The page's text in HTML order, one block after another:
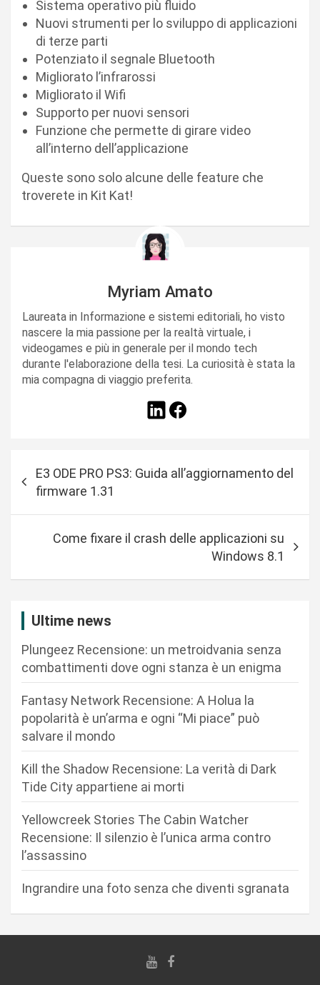
Sistema operativo più fluido
Nuovi strumenti per lo sviluppo di applicazioni
di terze parti
Potenziato il segnale Bluetooth
Migliorato l’infrarossi
Migliorato il Wifi
Supporto per nuovi sensori
Funzione che permette di girare video
all’interno dell’applicazione
Queste sono solo alcune delle feature che
troverete in Kit Kat!
Myriam Amato
Laureata in Informazione e sistemi editoriali, ho visto
nascere la mia passione per la realtà virtuale, i
videogames e più in generale per il mondo tech
durante l'elaborazione della tesi. La curiosità è stata la
mia compagna di viaggio preferita.
a
E3 ODE PRO PS3: Guida all’aggiornamento del
firmware 1.31
Come fixare il crash delle applicazioni su
Windows 8.1
Ultime news
Plungeez Recensione: un metroidvania senza
combattimenti dove ogni stanza è un enigma
Fantasy Network Recensione: A Holua la
popolarità è un’arma e ogni “Mi piace” può
salvare il mondo
Kill the Shadow Recensione: La verità di Dark
Tide City appartiene ai morti
Yellowcreek Stories The Cabin Watcher
Recensione: Il silenzio è l’unica arma contro
l’assassino
Ingrandire una foto senza che diventi sgranata